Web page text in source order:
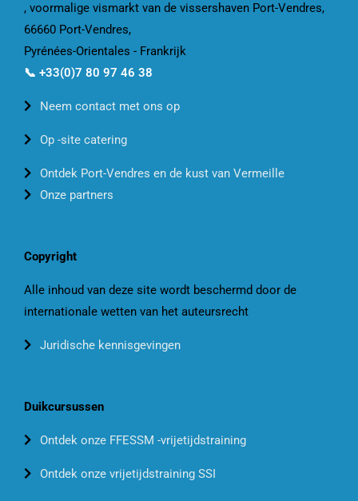
, voormalige vismarkt van de vissershaven Port-Vendres,
66660 Port-Vendres,
Pyrénées-Orientales - Frankrijk
📞 +33(0)7 80 97 46 38
Neem contact met ons op
Op -site catering
Ontdek Port-Vendres en de kust van Vermeille
Onze partners
Copyright
Alle inhoud van deze site wordt beschermd door de
internationale wetten van het auteursrecht
Juridische kennisgevingen
Duikcursussen
Ontdek onze FFESSM -vrijetijdstraining
Ontdek onze vrijetijdstraining SSI